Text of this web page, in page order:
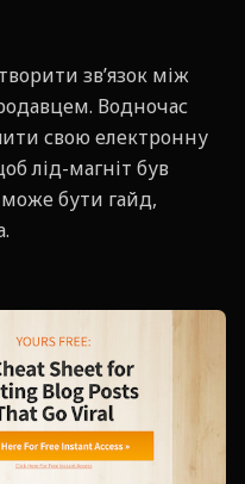
зв’язок між
Водночас
свою електронну
лід-магніт був
бути гайд,